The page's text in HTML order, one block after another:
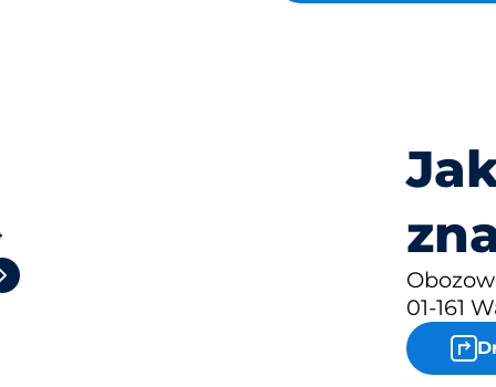
01-161